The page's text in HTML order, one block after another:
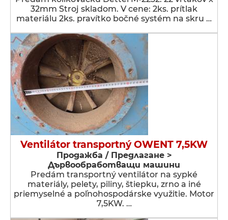
32mm Stroj skladom. V cene: 2ks. prítlak
materiálu 2ks. pravítko bočné systém na skru …
Ventilátor transportný OWENT 7,5KW
Продажба / Предлагане >
Дървообработващи машини
Predám transportný ventilátor na sypké
materiály, pelety, piliny, štiepku, zrno a iné
priemyselné a poľnohospodárske využitie. Motor
7,5KW. …